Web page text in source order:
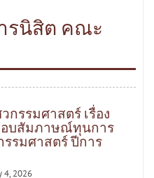
รนิสิต คณะ
รรมศาสตร์ เรื่อง
บสัมภาษณ์ทุนการ
รมศาสตร์ ปีการ
4, 2026